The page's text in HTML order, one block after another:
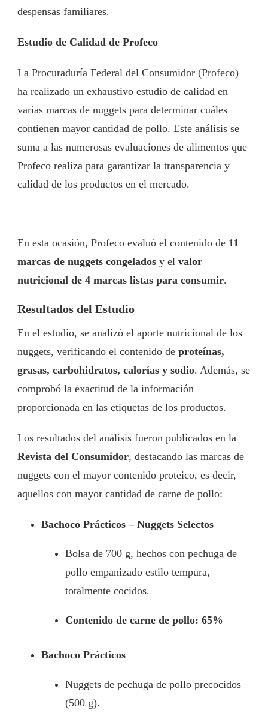
despensas familiares.
Estudio de Calidad de Profeco
La Procuraduría Federal del Consumidor (Profeco)
ha realizado un exhaustivo estudio de calidad en
varias marcas de nuggets para determinar cuáles
contienen mayor cantidad de pollo. Este análisis se
suma a las numerosas evaluaciones de alimentos que
Profeco realiza para garantizar la transparencia y
calidad de los productos en el mercado.
En esta ocasión, Profeco evaluó el contenido de 11
marcas de nuggets congelados y el valor
nutricional de 4 marcas listas para consumir.
Resultados del Estudio
En el estudio, se analizó el aporte nutricional de los
nuggets, verificando el contenido de proteínas,
grasas, carbohidratos, calorías y sodio. Además, se
comprobó la exactitud de la información
proporcionada en las etiquetas de los productos.
Los resultados del análisis fueron publicados en la
Revista del Consumidor, destacando las marcas de
nuggets con el mayor contenido proteico, es decir,
aquellos con mayor cantidad de carne de pollo:
Bachoco Prácticos – Nuggets Selectos
Bolsa de 700 g, hechos con pechuga de
pollo empanizado estilo tempura,
totalmente cocidos.
Contenido de carne de pollo: 65%
Bachoco Prácticos
Nuggets de pechuga de pollo precocidos
(500 g).